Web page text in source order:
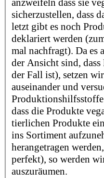
anzweifeln dass sie
sicherzustellen, dass
letzt gibt es noch
deklariert werden
mal nachfragt). Da es
der Ansicht sind,
der Fall ist), setzen
auseinander und
dass die Produkte
tierlichen Produkte
ins Sortiment
herangetragen
perfekt), so werden
auszuräumen.